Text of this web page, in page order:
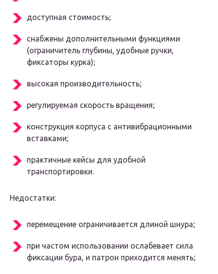
доступная стоимость;
снабжены дополнительными функциями
(ограничитель глубины, удобные ручки,
фиксаторы курка);
высокая производительность;
регулируемая скорость вращения;
конструкция корпуса с антивибрационными
вставками;
практичные кейсы для удобной
транспортировки.
Недостатки:
перемещение ограничивается длиной шнура;
при частом использовании ослабевает сила
фиксации бура, и патрон приходится менять;